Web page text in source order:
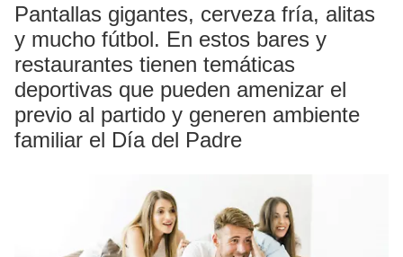
Pantallas gigantes, cerveza fría, alitas
y mucho fútbol. En estos bares y
restaurantes tienen temáticas
deportivas que pueden amenizar el
previo al partido y generen ambiente
familiar el Día del Padre